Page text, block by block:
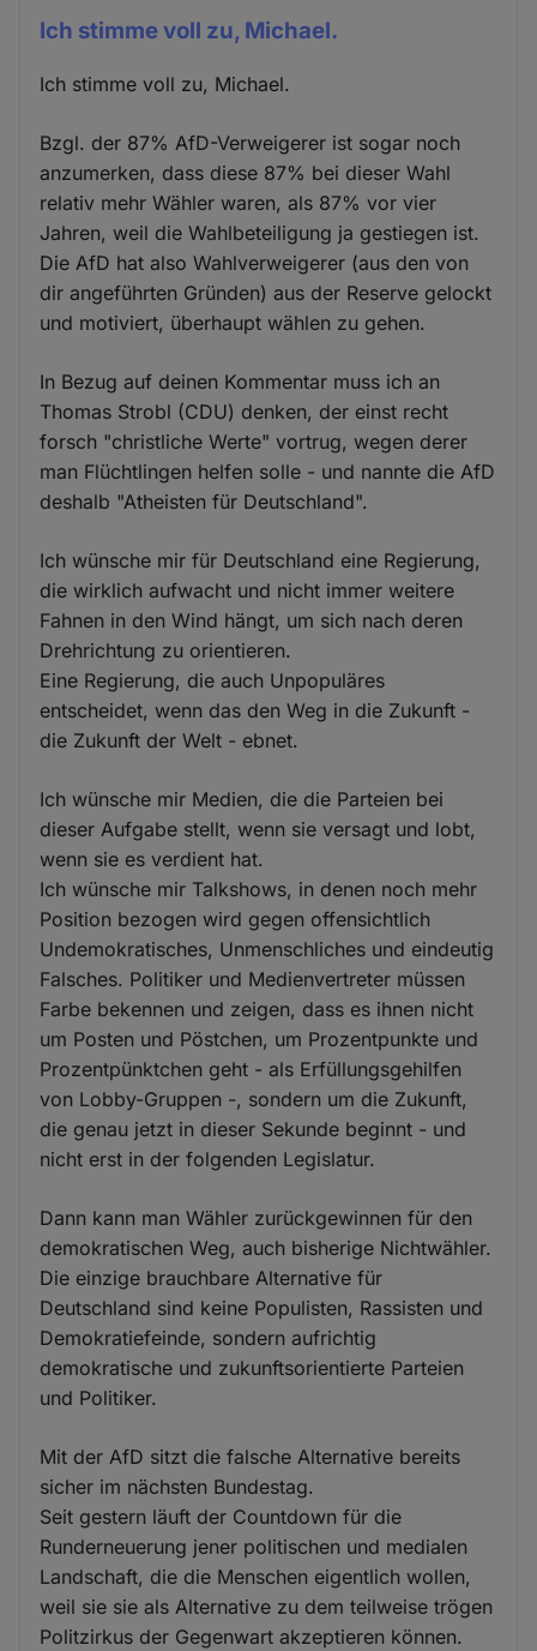
Ich stimme voll zu, Michael.
Ich stimme voll zu, Michael.
Bzgl. der 87% AfD-Verweigerer ist sogar noch
anzumerken, dass diese 87% bei dieser Wahl
relativ mehr Wähler waren, als 87% vor vier
Jahren, weil die Wahlbeteiligung ja gestiegen ist.
Die AfD hat also Wahlverweigerer (aus den von
dir angeführten Gründen) aus der Reserve gelockt
und motiviert, überhaupt wählen zu gehen.
In Bezug auf deinen Kommentar muss ich an
Thomas Strobl (CDU) denken, der einst recht
forsch "christliche Werte" vortrug, wegen derer
man Flüchtlingen helfen solle - und nannte die AfD
deshalb "Atheisten für Deutschland".
Ich wünsche mir für Deutschland eine Regierung,
die wirklich aufwacht und nicht immer weitere
Fahnen in den Wind hängt, um sich nach deren
Drehrichtung zu orientieren.
Eine Regierung, die auch Unpopuläres
entscheidet, wenn das den Weg in die Zukunft -
die Zukunft der Welt - ebnet.
Ich wünsche mir Medien, die die Parteien bei
dieser Aufgabe stellt, wenn sie versagt und lobt,
wenn sie es verdient hat.
Ich wünsche mir Talkshows, in denen noch mehr
Position bezogen wird gegen offensichtlich
Undemokratisches, Unmenschliches und eindeutig
Falsches. Politiker und Medienvertreter müssen
Farbe bekennen und zeigen, dass es ihnen nicht
um Posten und Pöstchen, um Prozentpunkte und
Prozentpünktchen geht - als Erfüllungsgehilfen
von Lobby-Gruppen -, sondern um die Zukunft,
die genau jetzt in dieser Sekunde beginnt - und
nicht erst in der folgenden Legislatur.
Dann kann man Wähler zurückgewinnen für den
demokratischen Weg, auch bisherige Nichtwähler.
Die einzige brauchbare Alternative für
Deutschland sind keine Populisten, Rassisten und
Demokratiefeinde, sondern aufrichtig
demokratische und zukunftsorientierte Parteien
und Politiker.
Mit der AfD sitzt die falsche Alternative bereits
sicher im nächsten Bundestag.
Seit gestern läuft der Countdown für die
Runderneuerung jener politischen und medialen
Landschaft, die die Menschen eigentlich wollen,
weil sie sie als Alternative zu dem teilweise trögen
Politzirkus der Gegenwart akzeptieren können.